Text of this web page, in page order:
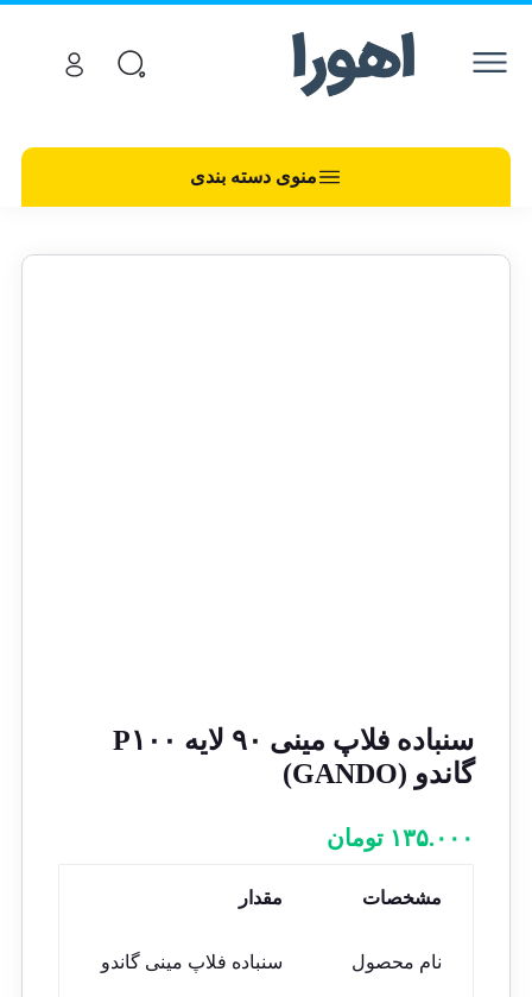
منوی دسته بندی
سنباده فلاپ مینی ۹۰ لایه P۱۰۰
گاندو (GANDO)
۱۳۵.۰۰۰ تومان
مشخصات مقدار
نام محصول سنباده فلاپ مینی گاندو